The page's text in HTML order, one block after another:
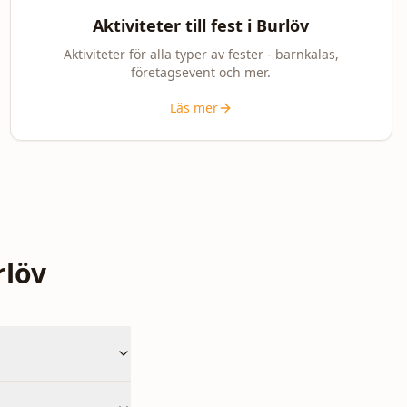
Aktiviteter till fest i Burlöv
Aktiviteter för alla typer av fester - barnkalas,
företagsevent och mer.
Läs mer